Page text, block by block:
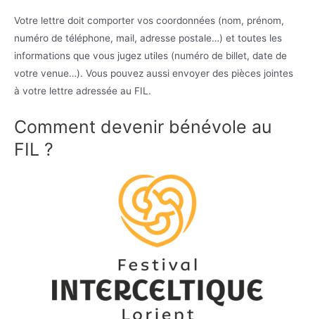
Votre lettre doit comporter vos coordonnées (nom, prénom,
numéro de téléphone, mail, adresse postale…) et toutes les
informations que vous jugez utiles (numéro de billet, date de
votre venue…). Vous pouvez aussi envoyer des pièces jointes
à votre lettre adressée au FIL.
Comment devenir bénévole au
FIL ?